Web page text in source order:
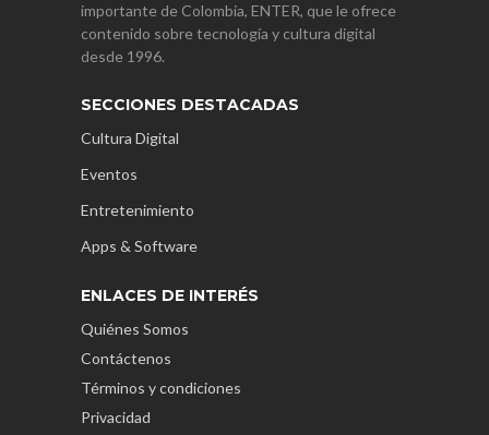
importante de Colombia, ENTER, que le ofrece
contenido sobre tecnología y cultura digital
desde 1996.
SECCIONES DESTACADAS
Cultura Digital
Eventos
Entretenimiento
Apps & Software
ENLACES DE INTERÉS
Quiénes Somos
Contáctenos
Términos y condiciones
Privacidad